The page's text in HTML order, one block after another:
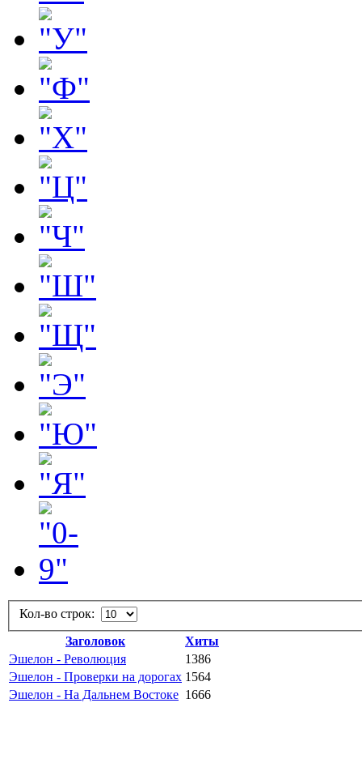
Кол-во строк:
Заголовок
Хиты
Эшелон - Революция
1386
Эшелон - Проверки на дорогах 1564
Эшелон - На Дальнем Востоке 1666